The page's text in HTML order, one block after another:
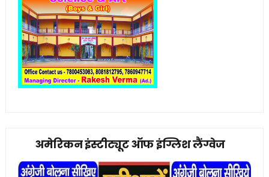
अमेरिकन इंस्टीट्यूट ऑफ इंग्लिश लैंग्वेज